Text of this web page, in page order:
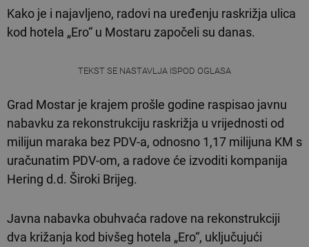
Kako je i najavljeno, radovi na uređenju raskrižja ulica
kod hotela „Ero“ u Mostaru započeli su danas.
TEKST SE NASTAVLJA ISPOD OGLASA
Grad Mostar je krajem prošle godine raspisao javnu
nabavku za rekonstrukciju raskrižja u vrijednosti od
milijun maraka bez PDV-a, odnosno 1,17 milijuna KM s
uračunatim PDV-om, a radove će izvoditi kompanija
Hering d.d. Široki Brijeg.
Javna nabavka obuhvaća radove na rekonstrukciji
dva križanja kod bivšeg hotela „Ero“, uključujući